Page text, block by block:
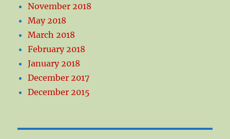
November 2018
May 2018
March 2018
February 2018
January 2018
December 2017
December 2015